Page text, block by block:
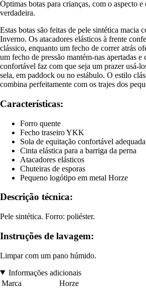
Óptimas botas para crianças, com o aspecto e
verdadeira.
Estas botas são feitas de pele sintética macia
Inverno. Os atacadores elásticos à frente
clássico, enquanto um fecho de correr atrás
um fecho de pressão mantém-nas apertadas
confortável faz com que seja um prazer usá-
sela, em paddock ou no estábulo. O estilo
combina perfeitamente com os trajes dos
Características:
Forro quente
Fecho traseiro YKK
Sola de equitação confortável
Cinta elástica para a barriga da perna
Atacadores elásticos
Chuteiras de esporas
Pequeno logótipo em metal Horze
Descrição técnica:
Pele sintética. Forro: poliéster.
Instruções de lavagem:
Limpar com um pano húmido.
Informações adicionais
Marca
Horze